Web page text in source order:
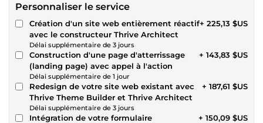
Personnaliser le service
Création d'un site web entièrement réactif
avec le constructeur Thrive Architect
Délai supplémentaire de 3 jours
+ 225,13 $US
Construction d'une page d'atterrissage
(landing page) avec appel à l'action
Délai supplémentaire de 1 jour
+ 143,83 $US
Redesign de votre site web existant avec
Thrive Theme Builder et Thrive Architect
Délai supplémentaire de 3 jours
+ 187,61 $US
Intégration de votre formulaire
+ 150,09 $US